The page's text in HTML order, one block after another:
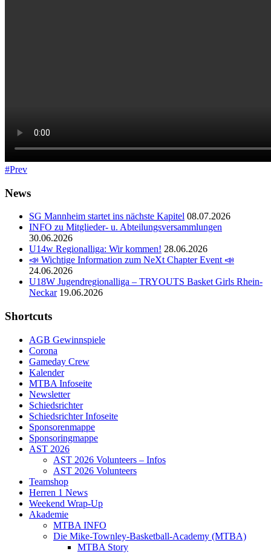
Prev
News
SG Mannheim startet ins nächste Kapitel 08.07.2026
INFO zu Mitglieder- u. Abteilungsversammlungen
30.06.2026
U14w Regionalliga: Wir kommen! 28.06.2026
📣 Wichtige Information zum NeXt Chapter Event 📣
24.06.2026
U18W Jugendregionalliga – TRYOUTS Basket Girls Rhein-
Neckar 19.06.2026
Shortcuts
AGB Gewinnspiele
Corona
Gameday Crew
Kalender
MTBA Infoseite
Newsletter
Schiedsrichter
Schiedsrichter Infoseite
Sponsorenmappe
Sponsoringmappe
AST 2026
AST 2026 Volunteers – Infos
AST 2026 Volunteers
Teamshop
Herren 1 News
Weekend Wrap-Up
Akademie
MTBA INFO
Die Mike-Townley-Basketball-Academy (MTBA)
MTBA Story